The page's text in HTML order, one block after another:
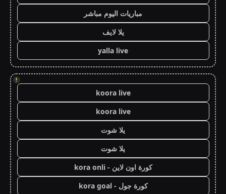
مباريات اليوم مباشر
يلا لايف
yalla live
!
koora live
koora live
يلا شوت
يلا شوت
كورة اون لاين - kora onli
كورة جول - kora goal